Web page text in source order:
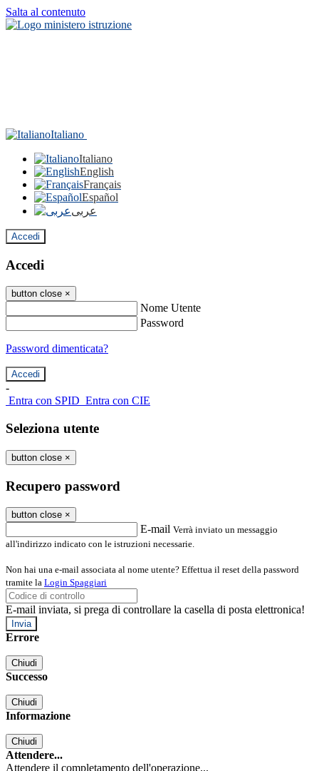
Salta al contenuto
Italiano
Italiano
English
Français
Español
عربى
Accedi
Accedi
button close ×
Nome Utente
Password
Password dimenticata?
-
Entra con SPID Entra con CIE
Seleziona utente
button close ×
Recupero password
button close ×
E-mail Verrà inviato un messaggio
all'indirizzo indicato con le istruzioni necessarie.
Non hai una e-mail associata al nome utente? Effettua il reset della password
tramite la Login Spaggiari
E-mail inviata, si prega di controllare la casella di posta elettronica!
Errore
Chiudi
Successo
Chiudi
Informazione
Chiudi
Attendere...
Attendere il completamento dell'operazione...